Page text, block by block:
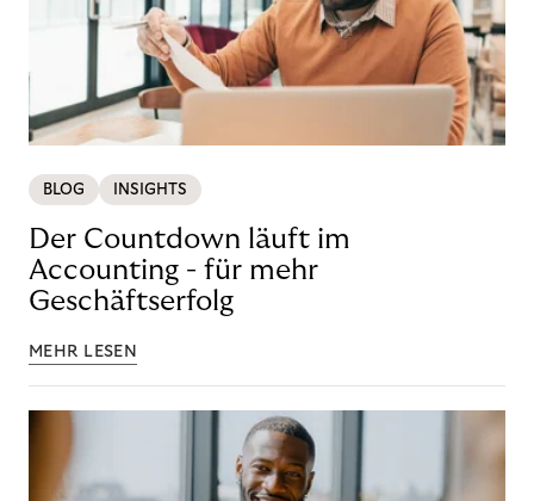
BLOG INSIGHTS
Der Countdown läuft im
Accounting - für mehr
Geschäftserfolg
MEHR LESEN